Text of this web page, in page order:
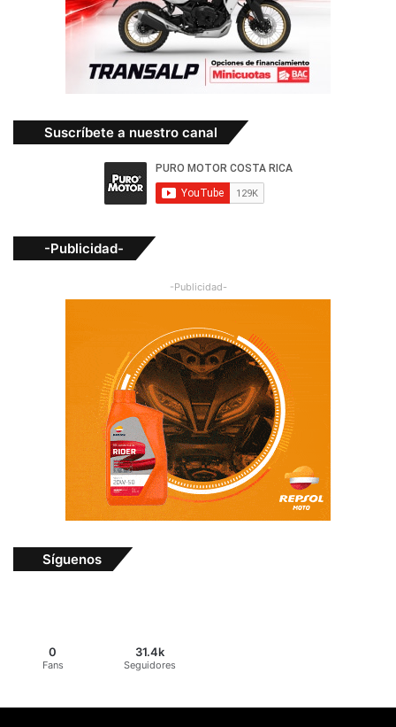
Suscríbete a nuestro canal
-Publicidad-
-Publicidad-
Síguenos
0
Fans
31.4k
Seguidores